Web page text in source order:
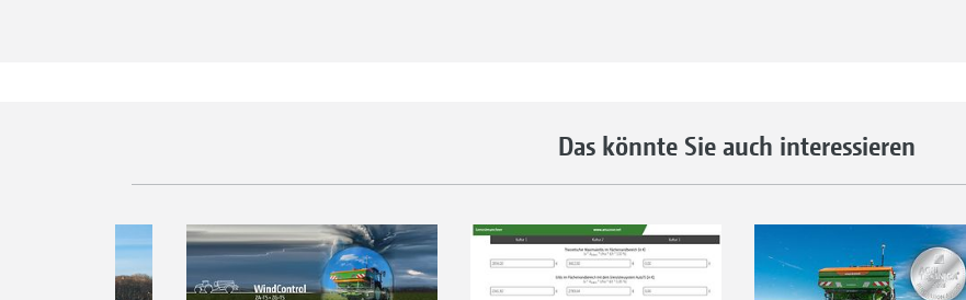
Das könnte Sie auch interessieren